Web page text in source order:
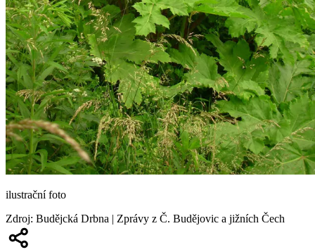
ilustrační foto
Zdroj: Budějcká Drbna | Zprávy z Č. Budějovic a jižních Čech